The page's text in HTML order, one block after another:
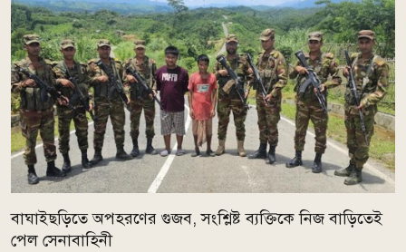
বাঘাইছড়িতে অপহরণের গুজব, সংশ্লিষ্ট ব্যক্তিকে নিজ বাড়িতেই
পেল সেনাবাহিনী